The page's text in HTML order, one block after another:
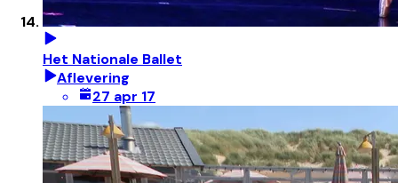
Het Nationale Ballet
Aflevering
27 apr 17